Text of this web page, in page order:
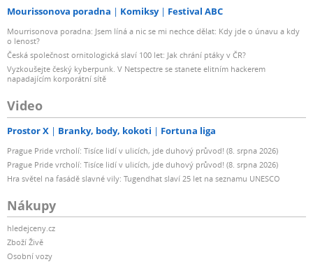
Mourissonova poradna Komiksy Festival ABC
Mourrisonova poradna: Jsem líná a nic se mi nechce dělat: Kdy jde o únavu a kdy
o lenost?
Česká společnost ornitologická slaví 100 let: Jak chrání ptáky v ČR?
Vyzkoušejte český kyberpunk. V Netspectre se stanete elitním hackerem
napadajícím korporátní sítě
Video
Prostor X Branky, body, kokoti Fortuna liga
Prague Pride vrcholí: Tisíce lidí v ulicích, jde duhový průvod! (8. srpna 2026)
Prague Pride vrcholí: Tisíce lidí v ulicích, jde duhový průvod! (8. srpna 2026)
Hra světel na fasádě slavné vily: Tugendhat slaví 25 let na seznamu UNESCO
Nákupy
hledejceny.cz
Zboží Živě
Osobní vozy